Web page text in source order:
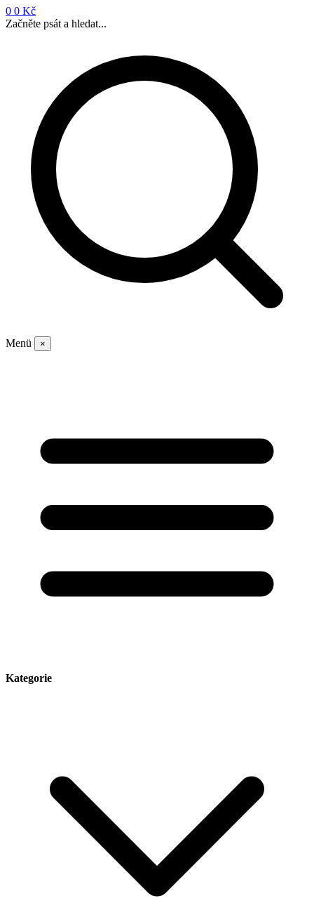
0 0 Kč
Začněte psát a hledat...
Menü ×
Kategorie